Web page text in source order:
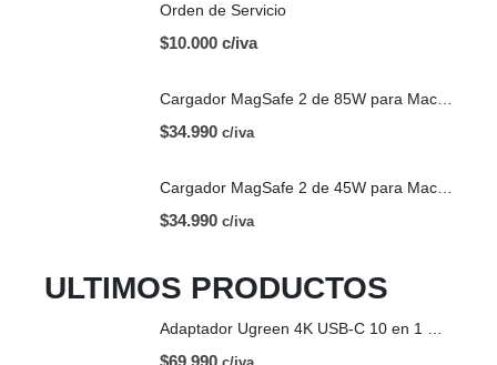
Orden de Servicio
$10.000 c/iva
Cargador MagSafe 2 de 85W para Mac | OEM
$34.990 c/iva
Cargador MagSafe 2 de 45W para Mac | OEM
$34.990 c/iva
ULTIMOS PRODUCTOS
Adaptador Ugreen 4K USB-C 10 en 1 HDMI USB-C